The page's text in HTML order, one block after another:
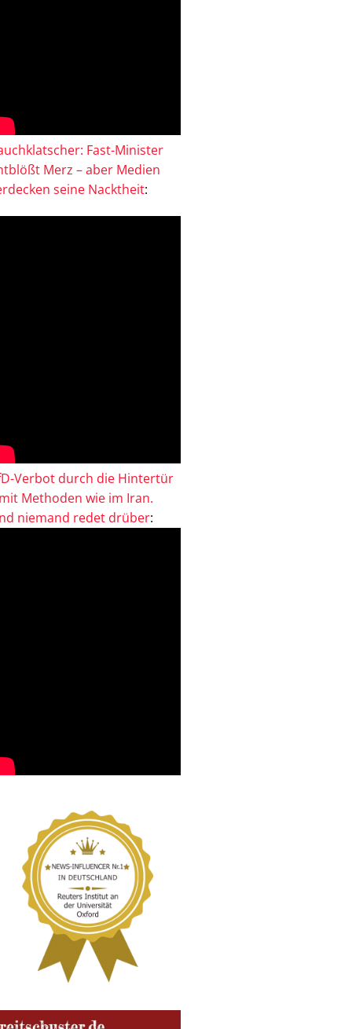
Fast-Minister
Merz – aber Medien
seine Nacktheit:
Verbot durch die Hintertür
Methoden wie im Iran.
niemand redet drüber: